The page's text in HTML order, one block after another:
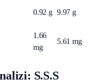
0.92 g 9.97 g
1.66
mg
5.61 mg
S.S.S